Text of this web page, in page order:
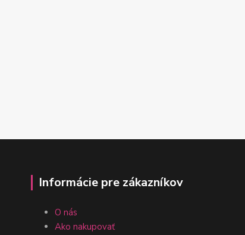
Informácie pre zákazníkov
O nás
Ako nakupovať